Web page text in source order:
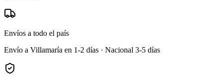
Envíos a todo el país
Envío a Villamaría en 1-2 días · Nacional 3-5 días